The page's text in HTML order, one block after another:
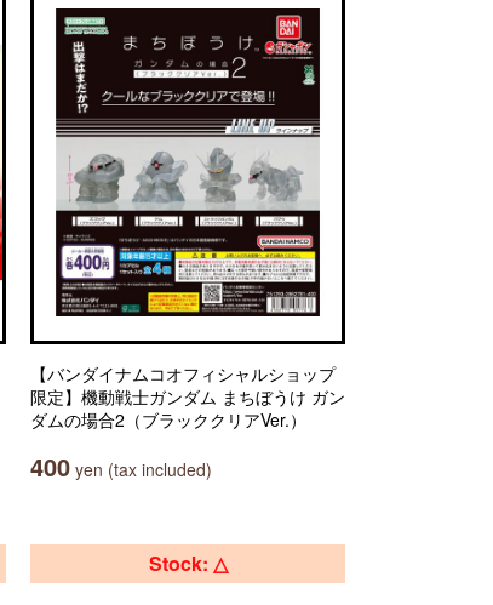
【バンダイナムコオフィシャルショップ
限定】機動戦士ガンダム まちぼうけ ガン
ダムの場合2（ブラッククリアVer.）
400 yen (tax included)
Stock: △